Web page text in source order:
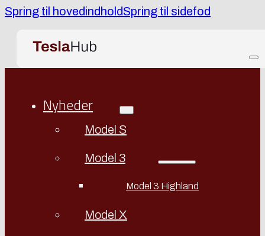
Spring til hovedindholdSpring til sidefod
Nyheder
Model S
Model 3
Model 3 Highland
Model X